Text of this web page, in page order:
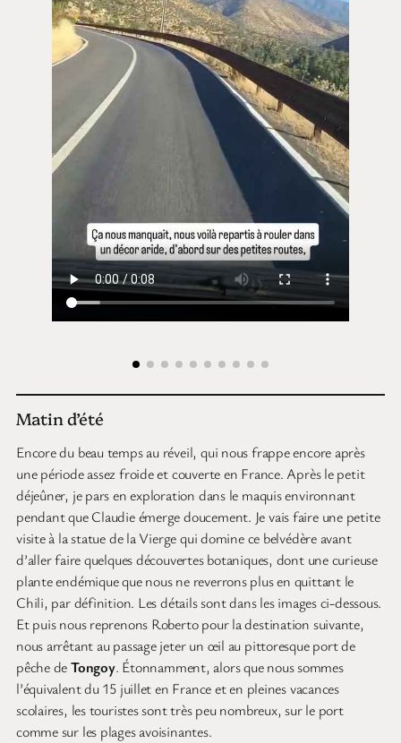
Matin d’été
Encore du beau temps au réveil, qui nous frappe encore après
une période assez froide et couverte en France. Après le petit
déjeûner, je pars en exploration dans le maquis environnant
pendant que Claudie émerge doucement. Je vais faire une petite
visite à la statue de la Vierge qui domine ce belvédère avant
d’aller faire quelques découvertes botaniques, dont une curieuse
plante endémique que nous ne reverrons plus en quittant le
Chili, par définition. Les détails sont dans les images ci-dessous.
Et puis nous reprenons Roberto pour la destination suivante,
nous arrêtant au passage jeter un œil au pittoresque port de
pêche deTongoy. Étonnamment, alors que nous sommes
l’équivalent du 15 juillet en France et en pleines vacances
scolaires, les touristes sont très peu nombreux, sur le port
comme sur les plages avoisinantes.